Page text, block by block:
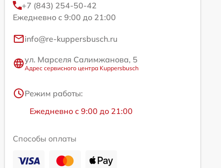
+7 (843) 254-50-42
Ежедневно с 9:00 до 21:00
info@re-kuppersbusch.ru
ул. Марселя Салимжанова, 5
Адрес сервисного центра Kuppersbusch
Режим работы:
Ежедневно с 9:00 до 21:00
Способы оплаты